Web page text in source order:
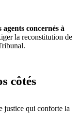
concernés à
la reconstitution de
côtés
justice qui conforte la